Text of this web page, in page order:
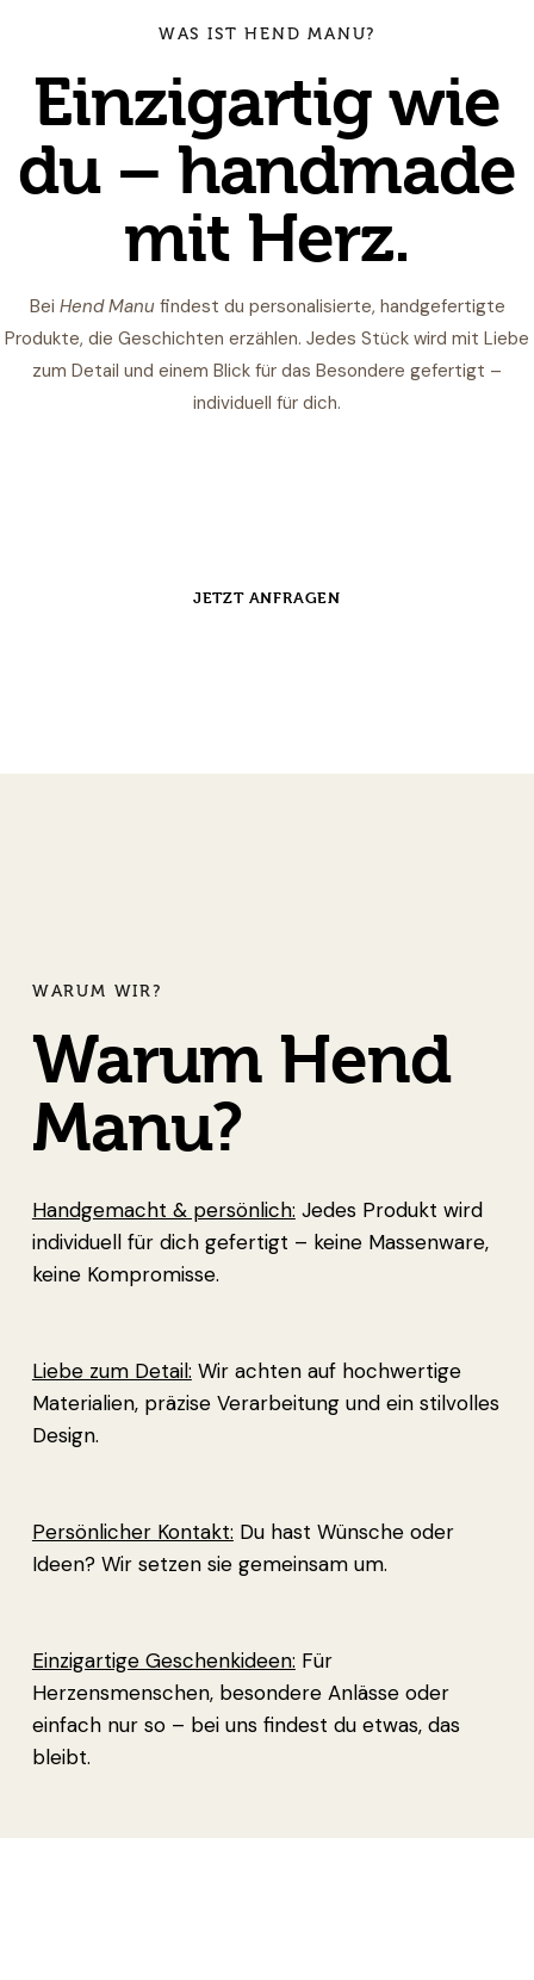
WAS IST HEND MANU?
Einzigartig wie
du – handmade
mit Herz.
Bei Hend Manufindest du personalisierte, handgefertigte
Produkte, die Geschichten erzählen. Jedes Stück wird mit Liebe
zum Detail und einem Blick für das Besondere gefertigt –
individuell für dich.
JETZT ANFRAGEN
WARUM WIR?
Warum Hend
Manu?
Handgemacht & persönlich: Jedes Produkt wird
individuell für dich gefertigt – keine Massenware,
keine Kompromisse.
Liebe zum Detail: Wir achten auf hochwertige
Materialien, präzise Verarbeitung und ein stilvolles
Design.
Persönlicher Kontakt: Du hast Wünsche oder
Ideen? Wir setzen sie gemeinsam um.
Einzigartige Geschenkideen: Für
Herzensmenschen, besondere Anlässe oder
einfach nur so – bei uns findest du etwas, das
bleibt.